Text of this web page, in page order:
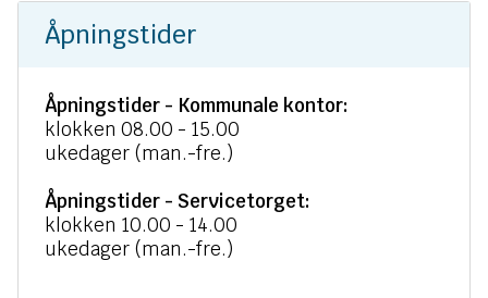
Åpningstider
Åpningstider - Kommunale kontor:
klokken 08.00 - 15.00
ukedager (man.-fre.)
Åpningstider - Servicetorget:
klokken 10.00 - 14.00
ukedager (man.-fre.)